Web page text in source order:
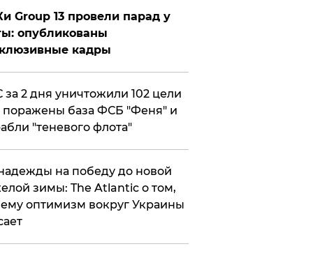
Group 13 провели парад у
опубликованы
кадры
за 2 дня уничтожили 102 цели
база ФСБ "Феня" и
"теневого флота"
на победу до новой
зимы: The Atlantic о том,
оптимизм вокруг Украины